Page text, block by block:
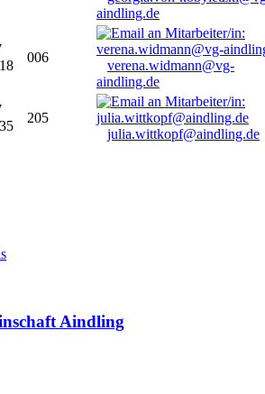
aindling.de
006
verena.widmann@vg-
aindling.de
205
julia.wittkopf@aindling.de
Aindling